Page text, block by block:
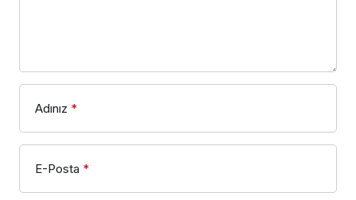
Adınız *
E-Posta *